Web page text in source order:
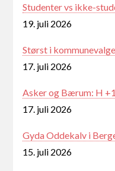
Studenter vs ikke-
19. juli 2026
Størst i
17. juli 2026
Asker og Bærum: H
17. juli 2026
Gyda Oddekalv i
15. juli 2026